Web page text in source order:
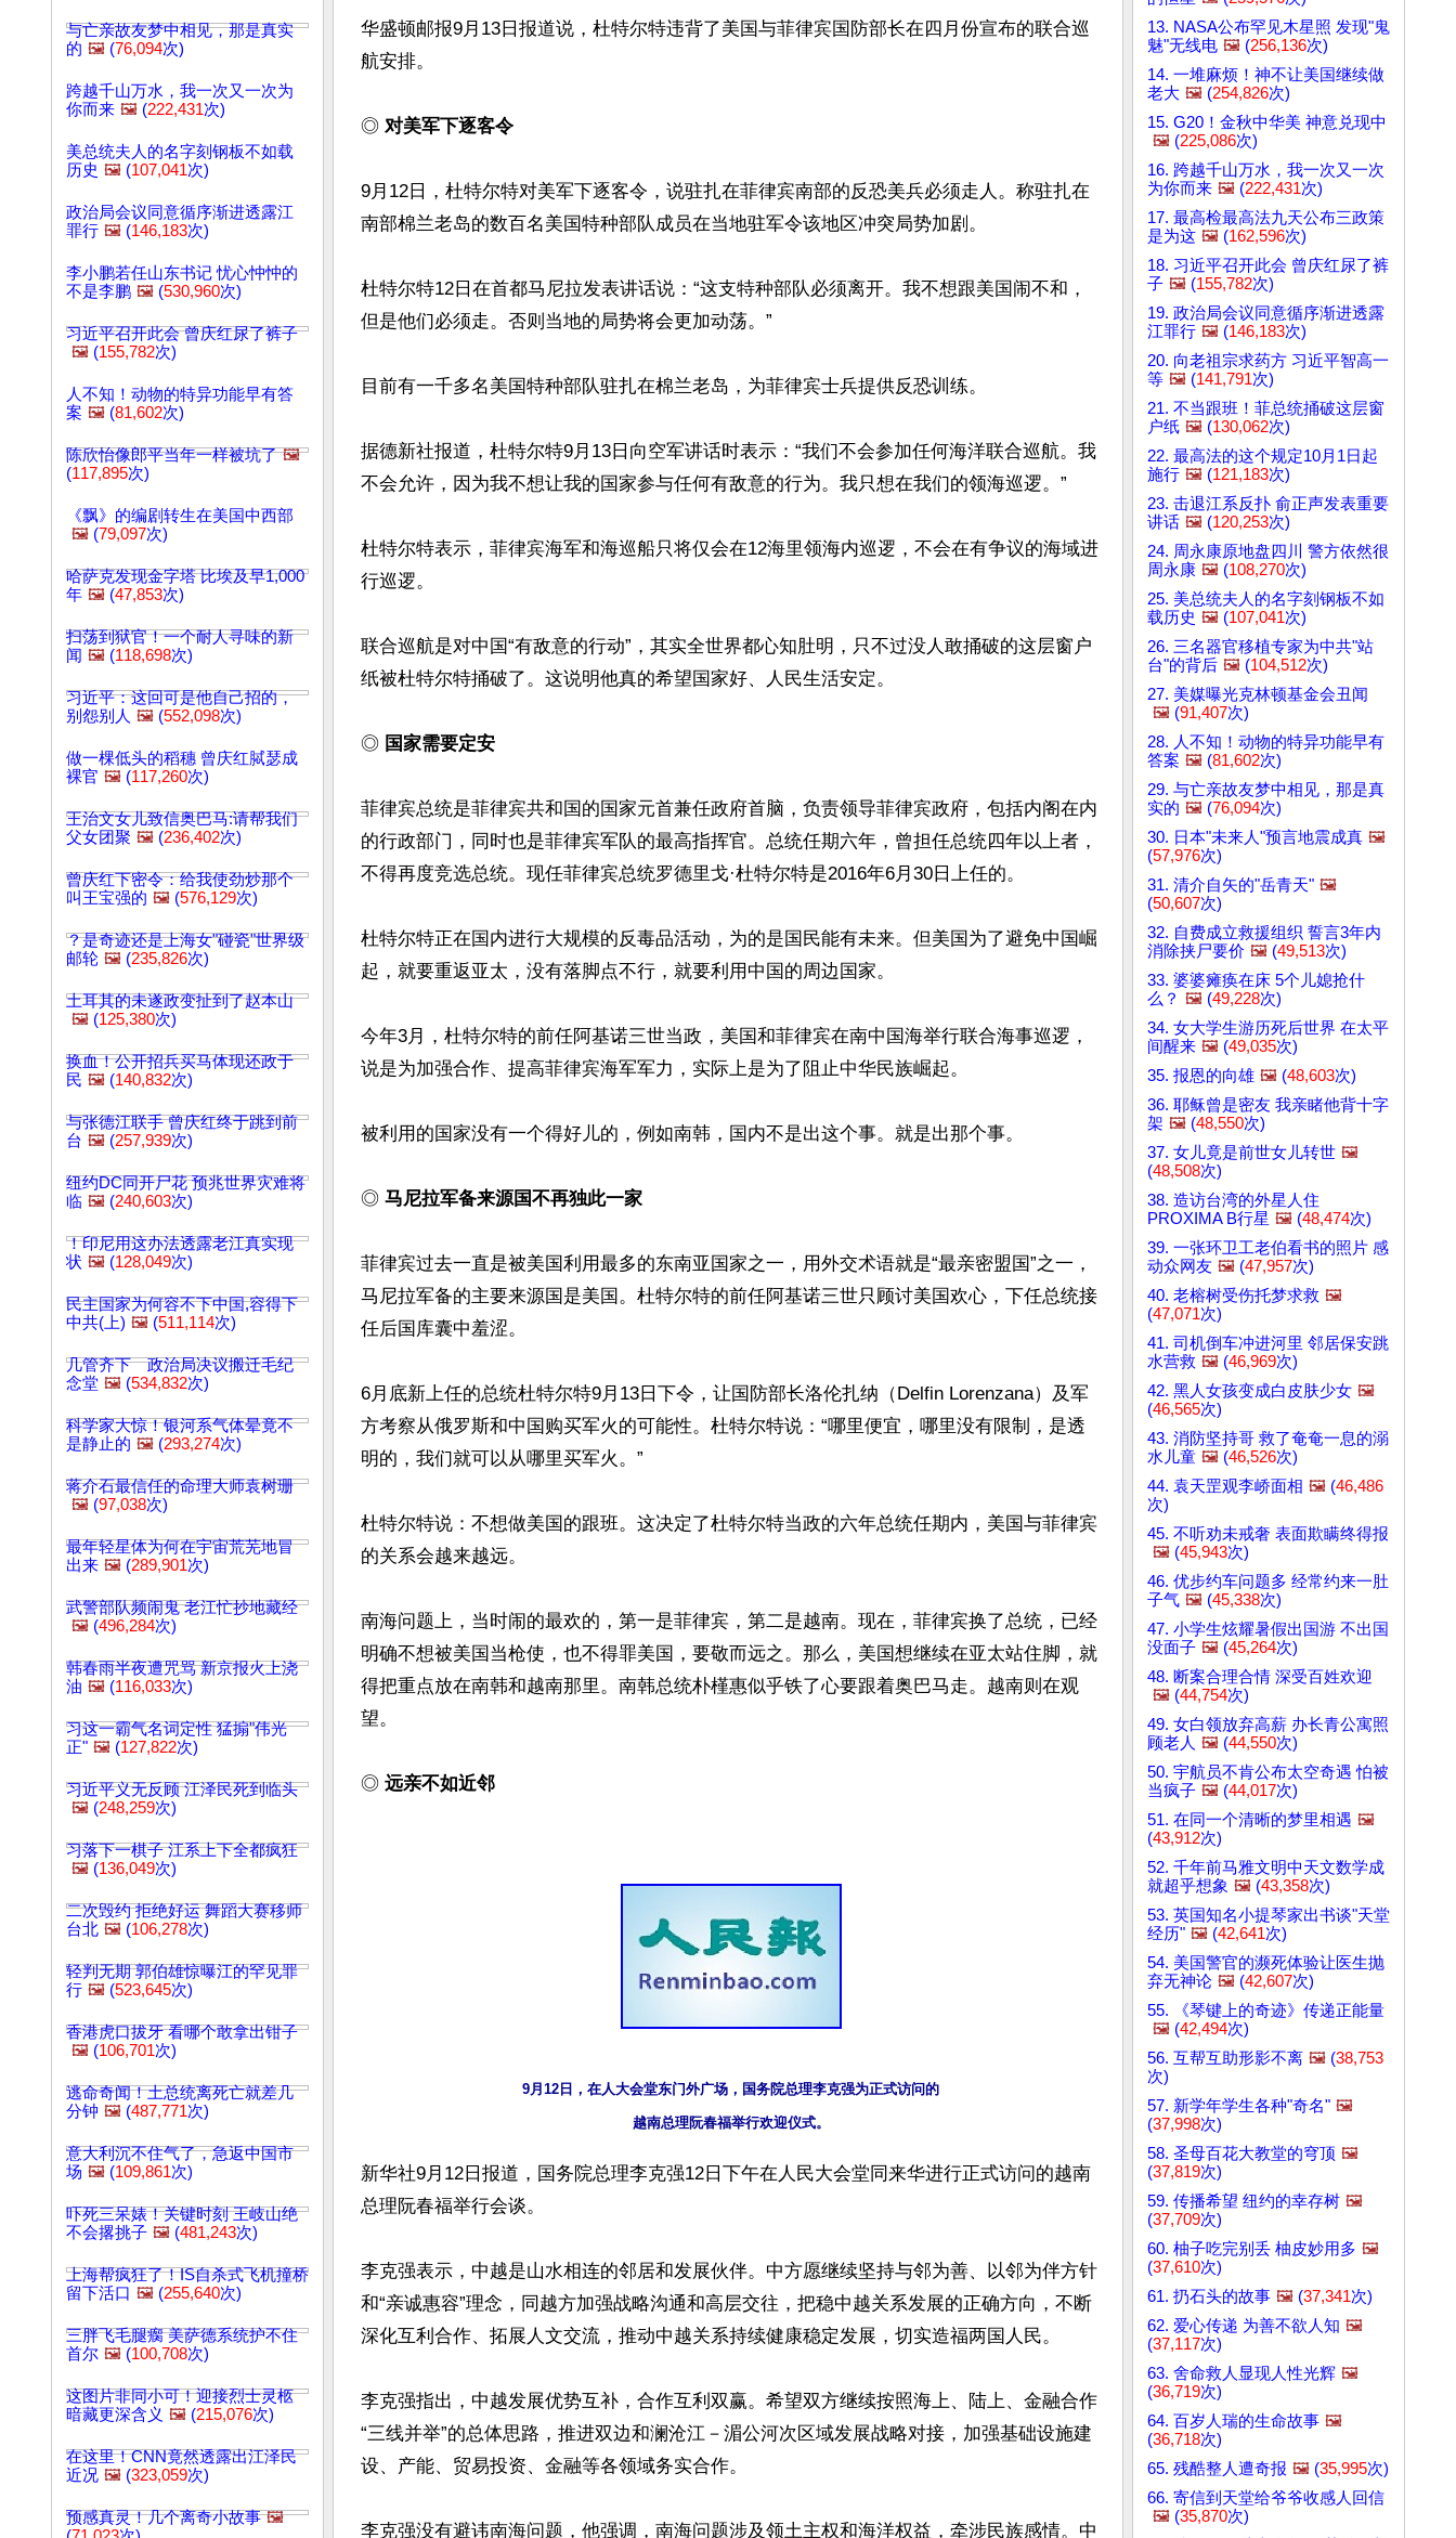
与亡亲故友梦中相见，那是真实
的 🖼️ (76,094次)
跨越千山万水，我一次又一次为
你而来 🖼️ (222,431次)
美总统夫人的名字刻钢板不如载
历史 🖼️ (107,041次)
政治局会议同意循序渐进透露江
罪行 🖼️ (146,183次)
李小鹏若任山东书记 忧心忡忡的
不是李鹏 🖼️ (530,960次)
习近平召开此会 曾庆红尿了裤子
🖼️ (155,782次)
人不知！动物的特异功能早有答
案 🖼️ (81,602次)
陈欣怡像郎平当年一样被坑了 🖼️
(117,895次)
《飘》的编剧转生在美国中西部
🖼️ (79,097次)
哈萨克发现金字塔 比埃及早1,000
年 🖼️ (47,853次)
扫荡到狱官！一个耐人寻味的新
闻 🖼️ (118,698次)
习近平：这回可是他自己招的，
别怨别人 🖼️ (552,098次)
做一棵低头的稻穗 曾庆红脦瑟成
裸官 🖼️ (117,260次)
王治文女儿致信奥巴马:请帮我们
父女团聚 🖼️ (236,402次)
曾庆红下密令：给我使劲炒那个
叫王宝强的 🖼️ (576,129次)
？是奇迹还是上海女"碰瓷"世界级
邮轮 🖼️ (235,826次)
土耳其的未遂政变扯到了赵本山
🖼️ (125,380次)
换血！公开招兵买马体现还政于
民 🖼️ (140,832次)
与张德江联手 曾庆红终于跳到前
台 🖼️ (257,939次)
纽约DC同开尸花 预兆世界灾难将
临 🖼️ (240,603次)
！印尼用这办法透露老江真实现
状 🖼️ (128,049次)
民主国家为何容不下中国,容得下
中共(上) 🖼️ (511,114次)
几管齐下 政治局决议搬迁毛纪
念堂 🖼️ (534,832次)
科学家大惊！银河系气体晕竟不
是静止的 🖼️ (293,274次)
蒋介石最信任的命理大师袁树珊
🖼️ (97,038次)
最年轻星体为何在宇宙荒芜地冒
出来 🖼️ (289,901次)
武警部队频闹鬼 老江忙抄地藏经
🖼️ (496,284次)
韩春雨半夜遭咒骂 新京报火上浇
油 🖼️ (116,033次)
习这一霸气名词定性 猛搧"伟光
正" 🖼️ (127,822次)
习近平义无反顾 江泽民死到临头
🖼️ (248,259次)
习落下一棋子 江系上下全都疯狂
🖼️ (136,049次)
二次毁约 拒绝好运 舞蹈大赛移师
台北 🖼️ (106,278次)
轻判无期 郭伯雄惊曝江的罕见罪
行 🖼️ (523,645次)
香港虎口拔牙 看哪个敢拿出钳子
🖼️ (106,701次)
逃命奇闻！土总统离死亡就差几
分钟 🖼️ (487,771次)
意大利沉不住气了，急返中国市
场 🖼️ (109,861次)
吓死三呆婊！关键时刻 王岐山绝
不会撂挑子 🖼️ (481,243次)
上海帮疯狂了！IS自杀式飞机撞桥
留下活口 🖼️ (255,640次)
三胖飞毛腿瘸 美萨德系统护不住
首尔 🖼️ (100,708次)
这图片非同小可！迎接烈士灵柩
暗藏更深含义 🖼️ (215,076次)
在这里！CNN竟然透露出江泽民
近况 🖼️ (323,059次)
预感真灵！几个离奇小故事 🖼️
华盛顿邮报9月13日报道说，杜特尔特违背了美国与菲律宾国防部长在四月份宣布的联合巡
航安排。
◎ 对美军下逐客令
9月12日，杜特尔特对美军下逐客令，说驻扎在菲律宾南部的反恐美兵必须走人。称驻扎在
南部棉兰老岛的数百名美国特种部队成员在当地驻军令该地区冲突局势加剧。
杜特尔特12日在首都马尼拉发表讲话说：“这支特种部队必须离开。我不想跟美国闹不和，
但是他们必须走。否则当地的局势将会更加动荡。”
目前有一千多名美国特种部队驻扎在棉兰老岛，为菲律宾士兵提供反恐训练。
据德新社报道，杜特尔特9月13日向空军讲话时表示：“我们不会参加任何海洋联合巡航。我
不会允许，因为我不想让我的国家参与任何有敌意的行为。我只想在我们的领海巡逻。”
杜特尔特表示，菲律宾海军和海巡船只将仅会在12海里领海内巡逻，不会在有争议的海域进
行巡逻。
联合巡航是对中国“有敌意的行动”，其实全世界都心知肚明，只不过没人敢捅破的这层窗户
纸被杜特尔特捅破了。这说明他真的希望国家好、人民生活安定。
◎ 国家需要定安
菲律宾总统是菲律宾共和国的国家元首兼任政府首脑，负责领导菲律宾政府，包括内阁在内
的行政部门，同时也是菲律宾军队的最高指挥官。总统任期六年，曾担任总统四年以上者，
不得再度竞选总统。现任菲律宾总统罗德里戈·杜特尔特是2016年6月30日上任的。
杜特尔特正在国内进行大规模的反毒品活动，为的是国民能有未来。但美国为了避免中国崛
起，就要重返亚太，没有落脚点不行，就要利用中国的周边国家。
今年3月，杜特尔特的前任阿基诺三世当政，美国和菲律宾在南中国海举行联合海事巡逻，
说是为加强合作、提高菲律宾海军军力，实际上是为了阻止中华民族崛起。
被利用的国家没有一个得好儿的，例如南韩，国内不是出这个事。就是出那个事。
◎ 马尼拉军备来源国不再独此一家
菲律宾过去一直是被美国利用最多的东南亚国家之一，用外交术语就是“最亲密盟国”之一，
马尼拉军备的主要来源国是美国。杜特尔特的前任阿基诺三世只顾讨美国欢心，下任总统接
任后国库囊中羞涩。
6月底新上任的总统杜特尔特9月13日下令，让国防部长洛伦扎纳（Delfin Lorenzana）及军
方考察从俄罗斯和中国购买军火的可能性。杜特尔特说：“哪里便宜，哪里没有限制，是透
明的，我们就可以从哪里买军火。”
杜特尔特说：不想做美国的跟班。这决定了杜特尔特当政的六年总统任期内，美国与菲律宾
的关系会越来越远。
南海问题上，当时闹的最欢的，第一是菲律宾，第二是越南。现在，菲律宾换了总统，已经
明确不想被美国当枪使，也不得罪美国，要敬而远之。那么，美国想继续在亚太站住脚，就
得把重点放在南韩和越南那里。南韩总统朴槿惠似乎铁了心要跟着奥巴马走。越南则在观
望。
◎ 远亲不如近邻
9月12日，在人大会堂东门外广场，国务院总理李克强为正式访问的
越南总理阮春福举行欢迎仪式。
新华社9月12日报道，国务院总理李克强12日下午在人民大会堂同来华进行正式访问的越南
总理阮春福举行会谈。
李克强表示，中越是山水相连的邻居和发展伙伴。中方愿继续坚持与邻为善、以邻为伴方针
和“亲诚惠容”理念，同越方加强战略沟通和高层交往，把稳中越关系发展的正确方向，不断
深化互利合作、拓展人文交流，推动中越关系持续健康稳定发展，切实造福两国人民。
李克强指出，中越发展优势互补，合作互利双赢。希望双方继续按照海上、陆上、金融合作
“三线并举”的总体思路，推进双边和澜沧江－湄公河次区域发展战略对接，加强基础设施建
设、产能、贸易投资、金融等各领域务实合作。
李克强没有避讳南海问题，他强调，南海问题涉及领土主权和海洋权益，牵涉民族感情。中
13. NASA公布罕见木星照 发现"鬼
魅"无线电 🖼️ (256,136次)
14. 一堆麻烦！神不让美国继续做
老大 🖼️ (254,826次)
15. G20！金秋中华美 神意兑现中
🖼️ (225,086次)
16. 跨越千山万水，我一次又一次
为你而来 🖼️ (222,431次)
17. 最高检最高法九天公布三政策
是为这 🖼️ (162,596次)
18. 习近平召开此会 曾庆红尿了裤
子 🖼️ (155,782次)
19. 政治局会议同意循序渐进透露
江罪行 🖼️ (146,183次)
20. 向老祖宗求药方 习近平智高一
等 🖼️ (141,791次)
21. 不当跟班！菲总统捅破这层窗
户纸 🖼️ (130,062次)
22. 最高法的这个规定10月1日起
施行 🖼️ (121,183次)
23. 击退江系反扑 俞正声发表重要
讲话 🖼️ (120,253次)
24. 周永康原地盘四川 警方依然很
周永康 🖼️ (108,270次)
25. 美总统夫人的名字刻钢板不如
载历史 🖼️ (107,041次)
26. 三名器官移植专家为中共"站
台"的背后 🖼️ (104,512次)
27. 美媒曝光克林顿基金会丑闻
🖼️ (91,407次)
28. 人不知！动物的特异功能早有
答案 🖼️ (81,602次)
29. 与亡亲故友梦中相见，那是真
实的 🖼️ (76,094次)
30. 日本"未来人"预言地震成真 🖼️
(57,976次)
31. 清介自矢的"岳青天" 🖼️
(50,607次)
32. 自费成立救援组织 誓言3年内
消除挟尸要价 🖼️ (49,513次)
33. 婆婆瘫痪在床 5个儿媳抢什
么？ 🖼️ (49,228次)
34. 女大学生游历死后世界 在太平
间醒来 🖼️ (49,035次)
35. 报恩的向雄 🖼️ (48,603次)
36. 耶稣曾是密友 我亲睹他背十字
架 🖼️ (48,550次)
37. 女儿竟是前世女儿转世 🖼️
(48,508次)
38. 造访台湾的外星人住
PROXIMA B行星 🖼️ (48,474次)
39. 一张环卫工老伯看书的照片 感
动众网友 🖼️ (47,957次)
40. 老榕树受伤托梦求救 🖼️
(47,071次)
41. 司机倒车冲进河里 邻居保安跳
水营救 🖼️ (46,969次)
42. 黑人女孩变成白皮肤少女 🖼️
(46,565次)
43. 消防坚持哥 救了奄奄一息的溺
水儿童 🖼️ (46,526次)
44. 袁天罡观李峤面相 🖼️ (46,486
次)
45. 不听劝未戒奢 表面欺瞒终得报
🖼️ (45,943次)
46. 优步约车问题多 经常约来一肚
子气 🖼️ (45,338次)
47. 小学生炫耀暑假出国游 不出国
没面子 🖼️ (45,264次)
48. 断案合理合情 深受百姓欢迎
🖼️ (44,754次)
49. 女白领放弃高薪 办长青公寓照
顾老人 🖼️ (44,550次)
50. 宇航员不肯公布太空奇遇 怕被
当疯子 🖼️ (44,017次)
51. 在同一个清晰的梦里相遇 🖼️
(43,912次)
52. 千年前马雅文明中天文数学成
就超乎想象 🖼️ (43,358次)
53. 英国知名小提琴家出书谈"天堂
经历" 🖼️ (42,641次)
54. 美国警官的濒死体验让医生抛
弃无神论 🖼️ (42,607次)
55. 《琴键上的奇迹》传递正能量
🖼️ (42,494次)
56. 互帮互助形影不离 🖼️ (38,753
次)
57. 新学年学生各种"奇名" 🖼️
(37,998次)
58. 圣母百花大教堂的穹顶 🖼️
(37,819次)
59. 传播希望 纽约的幸存树 🖼️
(37,709次)
60. 柚子吃完别丢 柚皮妙用多 🖼️
(37,610次)
61. 扔石头的故事 🖼️ (37,341次)
62. 爱心传递 为善不欲人知 🖼️
(37,117次)
63. 舍命救人显现人性光辉 🖼️
(36,719次)
64. 百岁人瑞的生命故事 🖼️
(36,718次)
65. 残酷整人遭奇报 🖼️ (35,995次)
66. 寄信到天堂给爷爷收感人回信
🖼️ (35,870次)